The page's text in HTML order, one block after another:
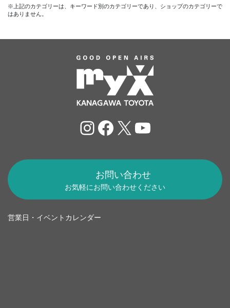
※上記のカテゴリーは、キーワード別のカテゴリーであり、ショップのカテゴリーで
はありません。
Instagram
Facebook
X YouTube
お問い合わせ
お気軽にお問い合わせください
営業日・イベントカレンダー